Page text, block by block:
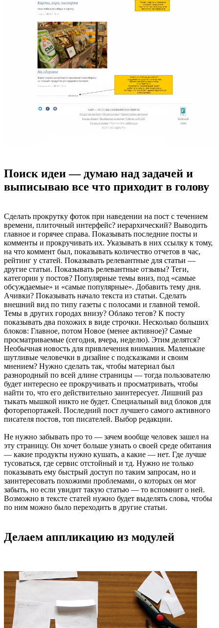
Поиск идеи — думаю над задачей и
выписываю все что приходит в голову
Сделать прокрутку фоток при наведении на пост с течением
времени, плиточный интерфейс? иерархический? Выводить
главное и горячее справа. Показывать последние посты и
комменты и прокручивать их. Указывать в них ссылку к тому,
на что коммент был, показывать количество отчетов в час,
рейтинг у статей. Показывать релевантные для статьи —
другие статьи. Показывать релевантные отзывы? Теги,
категории у постов? Популярные темы вниз, под «самые
обсуждаемые» и «самые популярные». Добавить тему дня.
Ачивки? Показывать начало текста из статьи. Сделать
внешний вид по типу газеты с полосами и главной темой.
Темы в других городах внизу? Облако тегов? К посту
показывать два похожих в виде строчки. Несколько больших
блоков: Главное, потом Новое (менее активное)? Самые
просматриваемые (сегодня, вчера, неделю). Этим делятся?
Необычная новость для привлечения внимания. Маленькие
шутливые человечки в дизайне с подсказками и своим
мнением? Нужно сделать так, чтобы материал был
разнородный по всей длине страницы — тогда пользователю
будет интересно ее прокручивать и просматривать, чтобы
найти то, что его действительно заинтересует. Лишний раз
тыкать мышкой никто не будет. Специальный вид блоков для
фоторепортажей. Последний пост лучшего самого активного
писателя постов, топ писателей. Выбор редакции.
Не нужно забывать про то — зачем вообще человек зашел на
эту страницу. Он хочет больше узнать о своей среде обитания
— какие продукты нужно кушать, а какие — нет. Где лучше
тусоваться, где сервис отстойный и тд. Нужно не только
показывать ему быстрый доступ по таким запросам, но и
заинтересовать похожими проблемами, о которых он мог
забыть, но если увидит такую статью — то вспомнит о ней.
Возможно в тексте статей нужно будет выделять слова, чтобы
по ним можно было переходить в другие статьи.
Делаем аппликацию из модулей